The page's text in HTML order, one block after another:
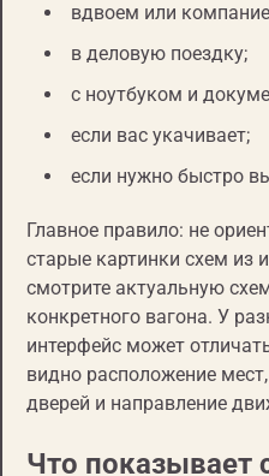
вдвоем или
в деловую поездку;
с ноутбуком и
если вас укачивает;
если нужно быстро
Главное правило: не
старые картинки схем из
смотрите актуальную
конкретного вагона. У
интерфейс может
видно расположение
дверей и направление
Что показывает